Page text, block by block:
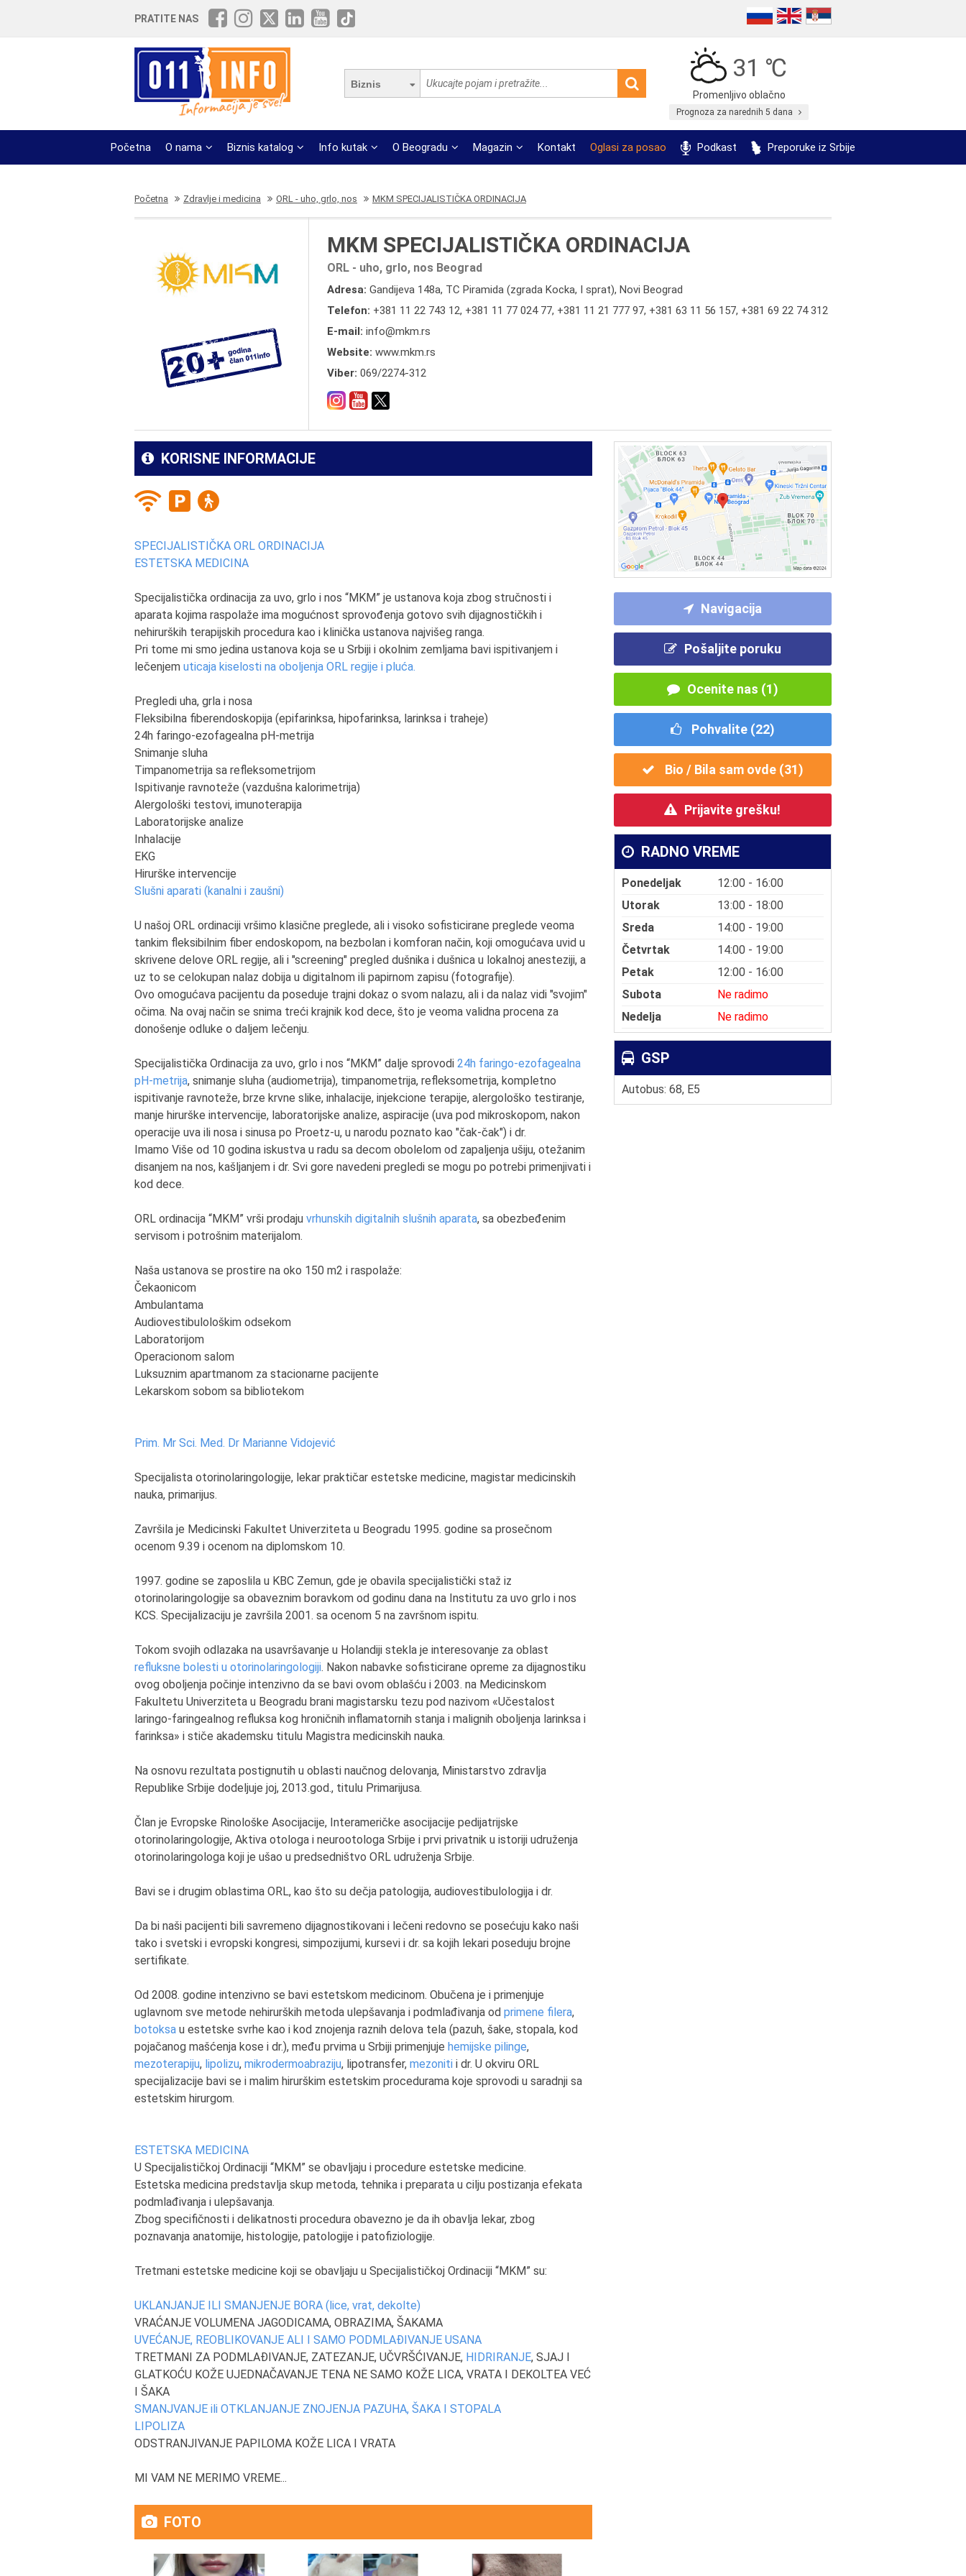
PRATITE NAS
Biznis
31 ℃
Promenljivo oblačno
Prognoza za narednih 5 dana
Početna O nama Biznis katalog Info kutak O Beogradu Magazin Kontakt Oglasi za posao Podkast Preporuke iz Srbije
Početna Zdravlje i medicina ORL - uho, grlo, nos MKM SPECIJALISTIČKA ORDINACIJA
MKM SPECIJALISTIČKA ORDINACIJA
ORL - uho, grlo, nos Beograd
Adresa: Gandijeva 148a, TC Piramida (zgrada Kocka, I sprat), Novi Beograd
Telefon: +381 11 22 743 12, +381 11 77 024 77, +381 11 21 777 97, +381 63 11 56 157, +381 69 22 74 312
E-mail: info@mkm.rs
Website: www.mkm.rs
Viber: 069/2274-312
Navigacija
Pošaljite poruku
Ocenite nas (1)
Pohvalite (22)
Bio / Bila sam ovde (31)
Prijavite grešku!
RADNO VREME
Ponedeljak
12:00 - 16:00
Utorak
13:00 - 18:00
Sreda
14:00 - 19:00
Četvrtak
14:00 - 19:00
Petak
12:00 - 16:00
Subota
Ne radimo
Nedelja
Ne radimo
GSP
Autobus: 68, E5
KORISNE INFORMACIJE
SPECIJALISTIČKA ORL ORDINACIJA
ESTETSKA MEDICINA
Specijalistička ordinacija za uvo, grlo i nos “MKM” je ustanova koja zbog stručnosti i
aparata kojima raspolaže ima mogućnost sprovođenja gotovo svih dijagnostičkih i
nehirurških terapijskih procedura kao i klinička ustanova najvišeg ranga.
Pri tome mi smo jedina ustanova koja se u Srbiji i okolnim zemljama bavi ispitivanjem i
lečenjem uticaja kiselosti na oboljenja ORL regije i pluća.
Pregledi uha, grla i nosa
Fleksibilna fiberendoskopija (epifarinksa, hipofarinksa, larinksa i traheje)
24h faringo-ezofagealna pH-metrija
Snimanje sluha
Timpanometrija sa refleksometrijom
Ispitivanje ravnoteže (vazdušna kalorimetrija)
Alergološki testovi, imunoterapija
Laboratorijske analize
Inhalacije
EKG
Hirurške intervencije
Slušni aparati (kanalni i zaušni)
U našoj ORL ordinaciji vršimo klasične preglede, ali i visoko sofisticirane preglede veoma
tankim fleksibilnim fiber endoskopom, na bezbolan i komforan način, koji omogućava uvid u
skrivene delove ORL regije, ali i "screening" pregled dušnika i dušnica u lokalnoj anesteziji, a
uz to se celokupan nalaz dobija u digitalnom ili papirnom zapisu (fotografije).
Ovo omogućava pacijentu da poseduje trajni dokaz o svom nalazu, ali i da nalaz vidi "svojim"
očima. Na ovaj način se snima treći krajnik kod dece, što je veoma validna procena za
donošenje odluke o daljem lečenju.
Specijalistička Ordinacija za uvo, grlo i nos “MKM” dalje sprovodi 24h faringo-ezofagealna
pH-metrija, snimanje sluha (audiometrija), timpanometrija, refleksometrija, kompletno
ispitivanje ravnoteže, brze krvne slike, inhalacije, injekcione terapije, alergološko testiranje,
manje hirurške intervencije, laboratorijske analize, aspiracije (uva pod mikroskopom, nakon
operacije uva ili nosa i sinusa po Proetz-u, u narodu poznato kao "čak-čak") i dr.
Imamo Više od 10 godina iskustva u radu sa decom obolelom od zapaljenja ušiju, otežanim
disanjem na nos, kašljanjem i dr. Svi gore navedeni pregledi se mogu po potrebi primenjivati i
kod dece.
ORL ordinacija “MKM” vrši prodaju vrhunskih digitalnih slušnih aparata, sa obezbeđenim
servisom i potrošnim materijalom.
Naša ustanova se prostire na oko 150 m2 i raspolaže:
Čekaonicom
Ambulantama
Audiovestibulološkim odsekom
Laboratorijom
Operacionom salom
Luksuznim apartmanom za stacionarne pacijente
Lekarskom sobom sa bibliotekom
Prim. Mr Sci. Med. Dr Marianne Vidojević
Specijalista otorinolaringologije, lekar praktičar estetske medicine, magistar medicinskih
nauka, primarijus.
Završila je Medicinski Fakultet Univerziteta u Beogradu 1995. godine sa prosečnom
ocenom 9.39 i ocenom na diplomskom 10.
1997. godine se zaposlila u KBC Zemun, gde je obavila specijalistički staž iz
otorinolaringologije sa obaveznim boravkom od godinu dana na Institutu za uvo grlo i nos
KCS. Specijalizaciju je završila 2001. sa ocenom 5 na završnom ispitu.
Tokom svojih odlazaka na usavršavanje u Holandiji stekla je interesovanje za oblast
refluksne bolesti u otorinolaringologiji. Nakon nabavke sofisticirane opreme za dijagnostiku
ovog oboljenja počinje intenzivno da se bavi ovom oblašću i 2003. na Medicinskom
Fakultetu Univerziteta u Beogradu brani magistarsku tezu pod nazivom «Učestalost
laringo-faringealnog refluksa kog hroničnih inflamatornih stanja i malignih oboljenja larinksa i
farinksa» i stiče akademsku titulu Magistra medicinskih nauka.
Na osnovu rezultata postignutih u oblasti naučnog delovanja, Ministarstvo zdravlja
Republike Srbije dodeljuje joj, 2013.god., titulu Primarijusa.
Član je Evropske Rinološke Asocijacije, Interameričke asocijacije pedijatrijske
otorinolaringologije, Aktiva otologa i neurootologa Srbije i prvi privatnik u istoriji udruženja
otorinolaringologa koji je ušao u predsedništvo ORL udruženja Srbije.
Bavi se i drugim oblastima ORL, kao što su dečja patologija, audiovestibulologija i dr.
Da bi naši pacijenti bili savremeno dijagnostikovani i lečeni redovno se posećuju kako naši
tako i svetski i evropski kongresi, simpozijumi, kursevi i dr. sa kojih lekari poseduju brojne
sertifikate.
Od 2008. godine intenzivno se bavi estetskom medicinom. Obučena je i primenjuje
uglavnom sve metode nehirurških metoda ulepšavanja i podmlađivanja od primene filera,
botoksa u estetske svrhe kao i kod znojenja raznih delova tela (pazuh, šake, stopala, kod
pojačanog mašćenja kose i dr.), među prvima u Srbiji primenjuje hemijske pilinge,
mezoterapiju, lipolizu, mikrodermoabraziju, lipotransfer, mezoniti i dr. U okviru ORL
specijalizacije bavi se i malim hirurškim estetskim procedurama koje sprovodi u saradnji sa
estetskim hirurgom.
ESTETSKA MEDICINA
U Specijalističkoj Ordinaciji “MKM” se obavljaju i procedure estetske medicine.
Estetska medicina predstavlja skup metoda, tehnika i preparata u cilju postizanja efekata
podmlađivanja i ulepšavanja.
Zbog specifičnosti i delikatnosti procedura obavezno je da ih obavlja lekar, zbog
poznavanja anatomije, histologije, patologije i patofiziologije.
Tretmani estetske medicine koji se obavljaju u Specijalističkoj Ordinaciji “MKM” su:
UKLANJANJE ILI SMANJENJE BORA (lice, vrat, dekolte)
VRAĆANJE VOLUMENA JAGODICAMA, OBRAZIMA, ŠAKAMA
UVEĆANJE, REOBLIKOVANJE ALI I SAMO PODMLAĐIVANJE USANA
TRETMANI ZA PODMLAĐIVANJE, ZATEZANJE, UČVRŠĆIVANJE, HIDRIRANJE, SJAJ I
GLATKOĆU KOŽE UJEDNAČAVANJE TENA NE SAMO KOŽE LICA, VRATA I DEKOLTEA VEĆ
I ŠAKA
SMANJVANJE ili OTKLANJANJE ZNOJENJA PAZUHA, ŠAKA I STOPALA
LIPOLIZA
ODSTRANJIVANJE PAPILOMA KOŽE LICA I VRATA
MI VAM NE MERIMO VREME...
FOTO